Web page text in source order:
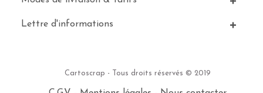
Lettre d'informations
Cartoscrap - Tous droits réservés © 2019